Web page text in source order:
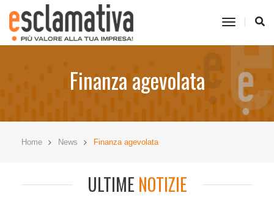
toggle
Finanza agevolata
Home News Finanza agevolata
ULTIME NOTIZIE